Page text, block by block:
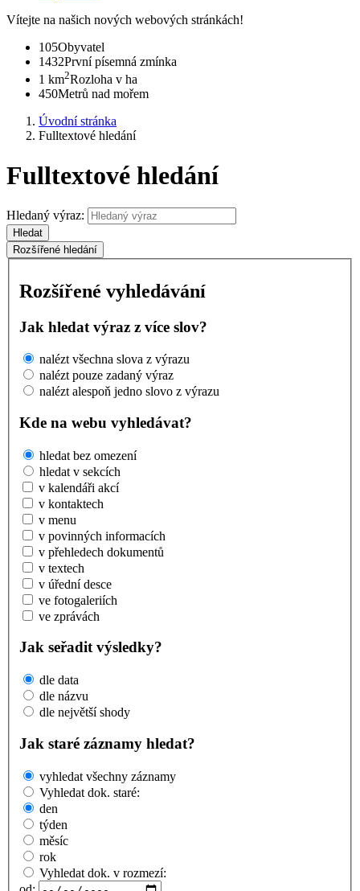
Vítejte na našich nových webových stránkách!
105Obyvatel
1432První písemná zmínka
1 km2Rozloha v ha
450Metrů nad mořem
Úvodní stránka
Fulltextové hledání
Fulltextové hledání
Hledaný výraz:
Hledat
Rozšířené hledání
Rozšířené vyhledávání
Jak hledat výraz z více slov?
nalézt všechna slova z výrazu
nalézt pouze zadaný výraz
nalézt alespoň jedno slovo z výrazu
Kde na webu vyhledávat?
hledat bez omezení
hledat v sekcích
v kalendáři akcí
v kontaktech
v menu
v povinných informacích
v přehledech dokumentů
v textech
v úřední desce
ve fotogaleriích
ve zprávách
Jak seřadit výsledky?
dle data
dle názvu
dle největší shody
Jak staré záznamy hledat?
vyhledat všechny záznamy
Vyhledat dok. staré:
den
týden
měsíc
rok
Vyhledat dok. v rozmezí: